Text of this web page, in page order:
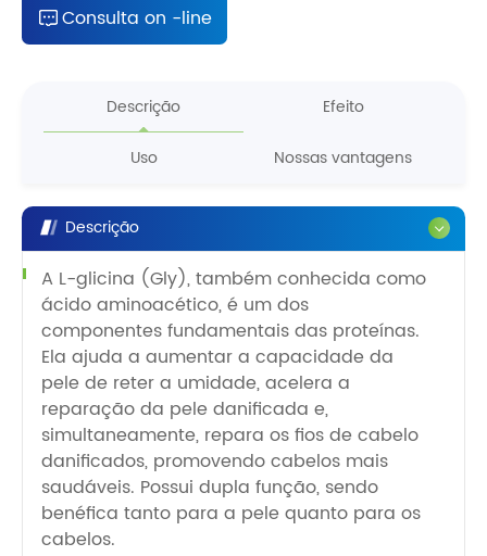
Consulta on -line
Descrição Efeito
Uso Nossas vantagens
Descrição
A L-glicina (Gly), também conhecida como
ácido aminoacético, é um dos
componentes fundamentais das proteínas.
Ela ajuda a aumentar a capacidade da
pele de reter a umidade, acelera a
reparação da pele danificada e,
simultaneamente, repara os fios de cabelo
danificados, promovendo cabelos mais
saudáveis. Possui dupla função, sendo
benéfica tanto para a pele quanto para os
cabelos.